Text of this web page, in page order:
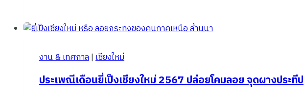
ทุ่ง
ตอง
ดอย
แม่
งาน & เทศกาล|เชียงใหม่
ประเพณีเดือนยี่เป็งเชียงใหม่ 2567 ปล่อยโคมลอย จุดผางประทีป